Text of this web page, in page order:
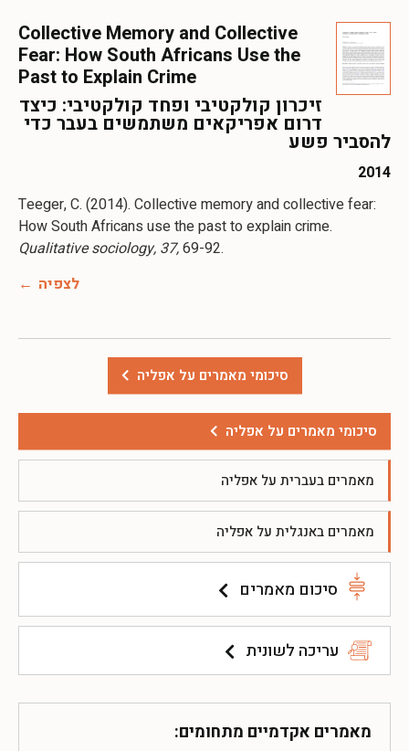
סיכומי מאמרים על אפליה
מאמרים בעברית על אפליה
מאמרים באנגלית על אפליה
סיכום מאמרים
עריכה לשונית
מאמרים אקדמיים מתחומים:
Collective Memory and Collective
Fear: How South Africans Use the
Past to Explain Crime
זיכרון קולקטיבי ופחד קולקטיבי: כיצד
דרום אפריקאים משתמשים בעבר כדי
להסביר פשע
2014
Teeger, C. (2014). Collective memory and collective fear:
How South Africans use the past to explain crime.
Qualitative sociology, 37,69-92.
לצפיה
סיכומי מאמרים על אפליה